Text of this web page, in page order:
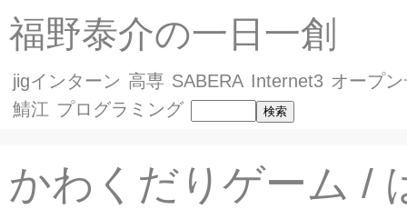
福野泰介の一日一創
jigインターン 高専 SABERA Internet3 オープ
鯖江 プログラミング
かわくだりゲーム /